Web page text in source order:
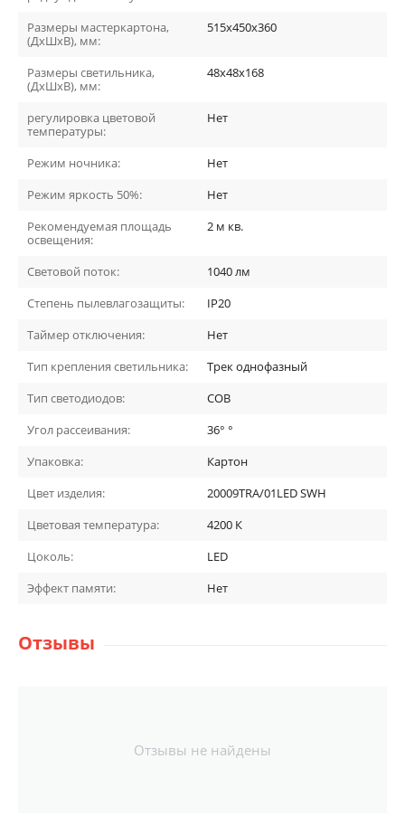
Размеры мастеркартона,
(ДхШхВ), мм:
515х450х360
Размеры светильника,
(ДхШхВ), мм:
48х48х168
регулировка цветовой
температуры:
Нет
Режим ночника:
Нет
Режим яркость 50%:
Нет
Рекомендуемая площадь
освещения:
2 м кв.
Световой поток: 1040лм
Степень пылевлагозащиты:
IP20
Таймер отключения:
Нет
Тип крепления светильника:
Трек однофазный
Тип светодиодов:
COB
Угол рассеивания:
36° °
Упаковка:
Картон
Цвет изделия:
20009TRA/01LED SWH
Цветовая температура:
4200 К
Цоколь:
LED
Эффект памяти:
Нет
Отзывы
Отзывы не найдены